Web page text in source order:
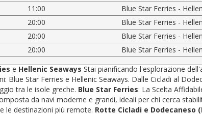
11:00 Blue Star Ferries -
20:00 Blue Star Ferries -
20:00 Blue Star Ferries -
20:00 Blue Star Ferries -
e Hellenic Seaways Stai pianificando l'esplorazione
Star Ferries e Hellenic Seaways. Dalle Cicladi al
tra le isole greche. Blue Star Ferries: La Scelta
da navi moderne e grandi, ideali per chi cerca
le destinazioni più remote. Rotte Cicladi e Dodecaneso